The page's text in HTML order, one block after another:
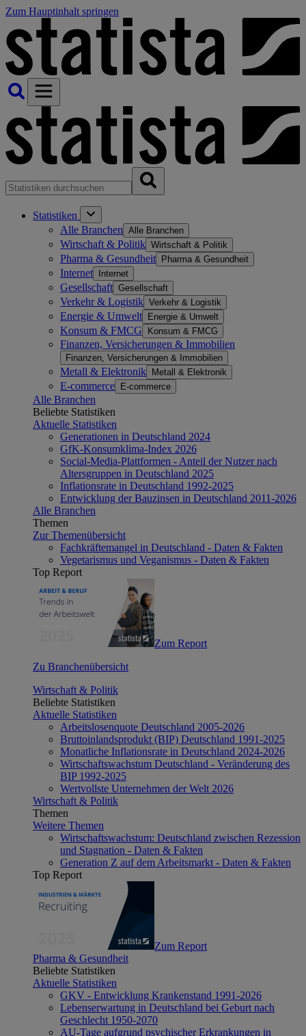
Zum Hauptinhalt springen
Statistiken
Alle Branchen Alle Branchen
Wirtschaft & Politik Wirtschaft & Politik
Pharma & Gesundheit Pharma & Gesundheit
Internet Internet
Gesellschaft Gesellschaft
Verkehr & Logistik Verkehr & Logistik
Energie & Umwelt Energie & Umwelt
Konsum & FMCG Konsum & FMCG
Finanzen, Versicherungen & Immobilien
Finanzen, Versicherungen & Immobilien
Metall & Elektronik Metall & Elektronik
E-commerce E-commerce
Alle Branchen
Beliebte Statistiken
Aktuelle Statistiken
Generationen in Deutschland 2024
GfK-Konsumklima-Index 2026
Social-Media-Plattformen - Anteil der Nutzer nach
Altersgruppen in Deutschland 2025
Inflationsrate in Deutschland 1992-2025
Entwicklung der Bauzinsen in Deutschland 2011-2026
Alle Branchen
Themen
Zur Themenübersicht
Fachkräftemangel in Deutschland - Daten & Fakten
Vegetarismus und Veganismus - Daten & Fakten
Top Report
Zum Report
Zu Branchenübersicht
Wirtschaft & Politik
Beliebte Statistiken
Aktuelle Statistiken
Arbeitslosenquote Deutschland 2005-2026
Bruttoinlandsprodukt (BIP) Deutschland 1991-2025
Monatliche Inflationsrate in Deutschland 2024-2026
Wirtschaftswachstum Deutschland - Veränderung des
BIP 1992-2025
Wertvollste Unternehmen der Welt 2026
Wirtschaft & Politik
Themen
Weitere Themen
Wirtschaftswachstum: Deutschland zwischen Rezession
und Stagnation - Daten & Fakten
Generation Z auf dem Arbeitsmarkt - Daten & Fakten
Top Report
Zum Report
Pharma & Gesundheit
Beliebte Statistiken
Aktuelle Statistiken
GKV - Entwicklung Krankenstand 1991-2026
Lebenserwartung in Deutschland bei Geburt nach
Geschlecht 1950-2070
AU-Tage aufgrund psychischer Erkrankungen in